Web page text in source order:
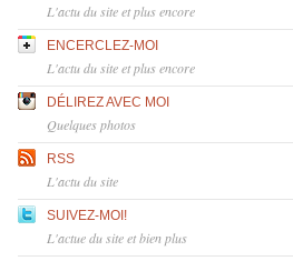
L'actu du site et plus encore
ENCERCLEZ-MOI
L'actu du site et plus encore
DÉLIREZ AVEC MOI
Quelques photos
RSS
L'actu du site
SUIVEZ-MOI!
L'actue du site et bien plus